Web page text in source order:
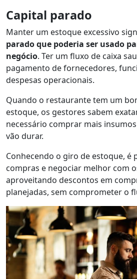
Capital parado
Manter um estoque excessivo
parado que poderia ser usado
negócio. Ter um fluxo de caixa
pagamento de fornecedores,
despesas operacionais.
Quando o restaurante tem um
estoque, os gestores sabem
necessário comprar mais
vão durar.
Conhecendo o giro de estoque, é
compras e negociar melhor com
aproveitando descontos em
planejadas, sem comprometer o